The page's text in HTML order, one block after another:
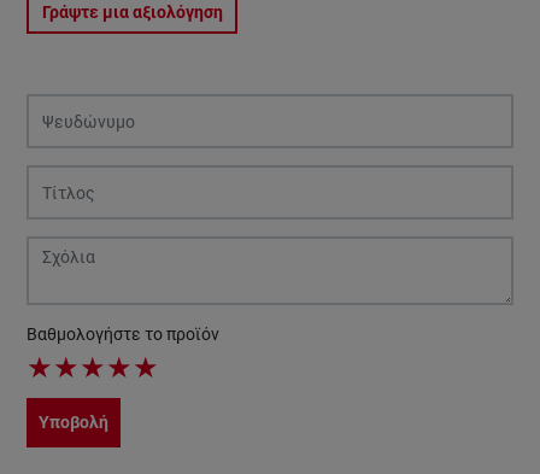
Γράψτε μια αξιολόγηση
Βαθμολογήστε το προϊόν
★★★★★
Υποβολή